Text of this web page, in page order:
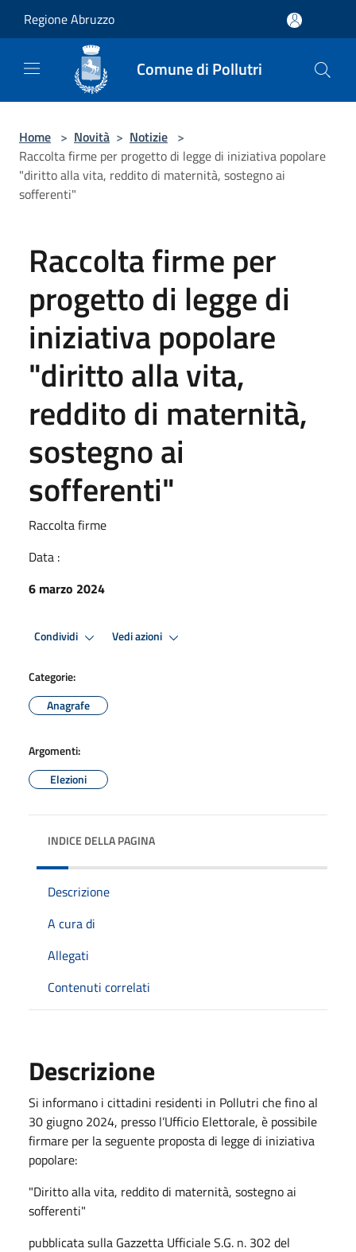
Regione Abruzzo
Comune di Pollutri
Home > Novità > Notizie >
Raccolta firme per progetto di legge di iniziativa popolare
"diritto alla vita, reddito di maternità, sostegno ai
sofferenti"
Raccolta firme per
progetto di legge di
iniziativa popolare
"diritto alla vita,
reddito di maternità,
sostegno ai
sofferenti"
Raccolta firme
Data :
6 marzo 2024
Condividi Vedi azioni
Categorie:
Anagrafe
Argomenti:
Elezioni
INDICE DELLA PAGINA
Descrizione
A cura di
Allegati
Contenuti correlati
Descrizione
Si informano i cittadini residenti in Pollutri che fino al
30 giugno 2024, presso l’Ufficio Elettorale, è possibile
firmare per la seguente proposta di legge di iniziativa
popolare:
"Diritto alla vita, reddito di maternità, sostegno ai
sofferenti"
pubblicata sulla Gazzetta Ufficiale S.G. n. 302 del